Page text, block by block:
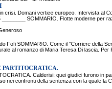
crisi. Domani vertice europeo. Intervista al
SOMMARIO. Flotte moderne per
Fofi SOMMARIO. Come il "Corriere della
al romanzo di Maria Teresa Di lascia.
PARTITOCRATICA.
Calderisi: quei giudici furono in
nei confronti della sentenza con la quale la